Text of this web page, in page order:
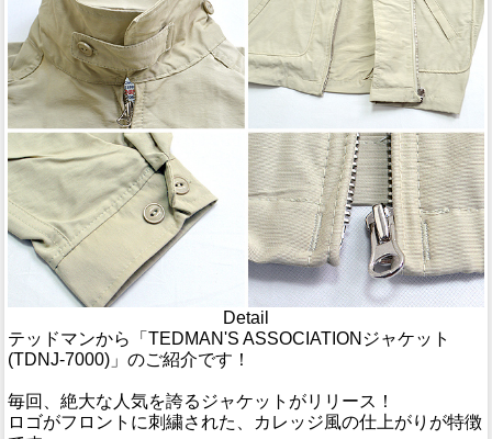
Detail
テッドマンから「TEDMAN'S ASSOCIATIONジャケット
(TDNJ-7000)」のご紹介です！
毎回、絶大な人気を誇るジャケットがリリース！
ロゴがフロントに刺繍された、カレッジ風の仕上がりが特徴